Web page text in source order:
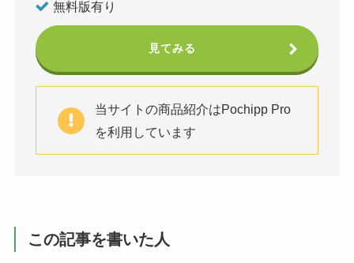
無料版有り
見てみる
当サイトの商品紹介はPochipp Pro
を利用しています
この記事を書いた人